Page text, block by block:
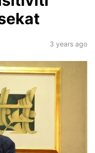
3 years ago